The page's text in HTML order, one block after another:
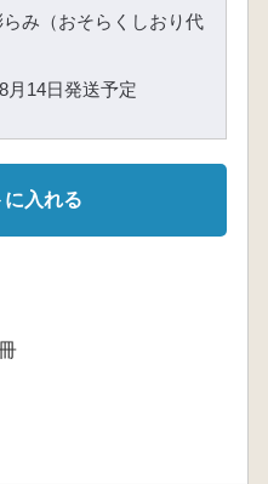
み（おそらくしおり代
月14日発送予定
に入れる